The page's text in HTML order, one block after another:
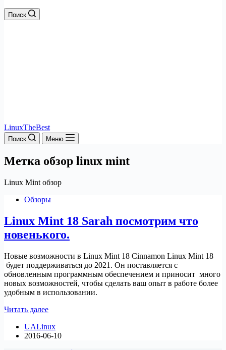
Поиск
LinuxTheBest
Поиск Меню
Метка обзор linux mint
Linux Mint обзор
Обзоры
Linux Mint 18 Sarah посмотрим что
новенького.
Новые возможности в Linux Mint 18 Cinnamon Linux Mint 18
будет поддерживаться до 2021. Он поставляется с
обновленным программным обеспечением и приносит много
новых возможностей, чтобы сделать ваш опыт в работе более
удобным в использовании.
Читать далееLinux
18
Sarah
UALinux
2016-06-10